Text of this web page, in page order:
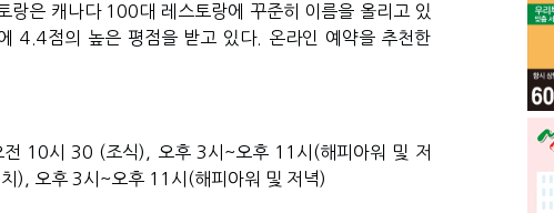
랑은 캐나다 100대 레스토랑에 꾸준히 이름을 올리고 있
4.4점의 높은 평점을 받고 있다. 온라인 예약을 추천한
전 10시 30 (조식), 오후 3시~오후 11시(해피아워 및 저
), 오후 3시~오후 11시(해피아워 및 저녁)